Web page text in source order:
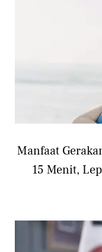
Manfaat
15 Menit,